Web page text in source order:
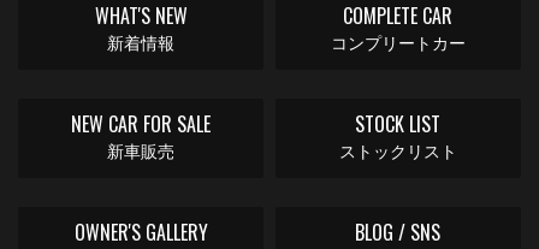
WHAT'S NEW
新着情報
COMPLETE CAR
コンプリートカー
NEW CAR FOR SALE
新車販売
STOCK LIST
ストックリスト
OWNER'S GALLERY BLOG / SNS